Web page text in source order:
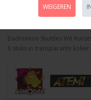
Omschrijving Foto
Badminton Shuttles Wit
6 stuks in transparante koker.
WEIGEREN